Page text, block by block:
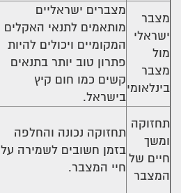
מצבר
ישראלי
מול
מצבר
בינלאומי
מצברים ישראליים
מותאמים לתנאי האקלים
המקומיים ויכולים להיות
פתרון טוב יותר בתנאים
קשים כמו חום קיץ
בישראל.
תחזוקה
ומשך
חיים של
המצבר
תחזוקה נכונה והחלפה
בזמן חשובים לשמירה על
חיי המצבר.